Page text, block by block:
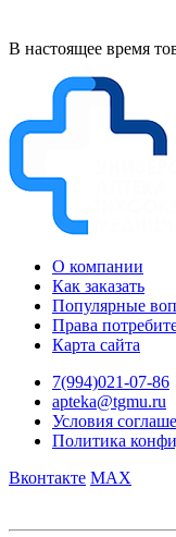
В настоящее время
О компании
Как заказать
Популярные
Права
Карта сайта
7(994)021-07-86
apteka@tgmu.ru
Условия
Политика
Вконтакте MAX